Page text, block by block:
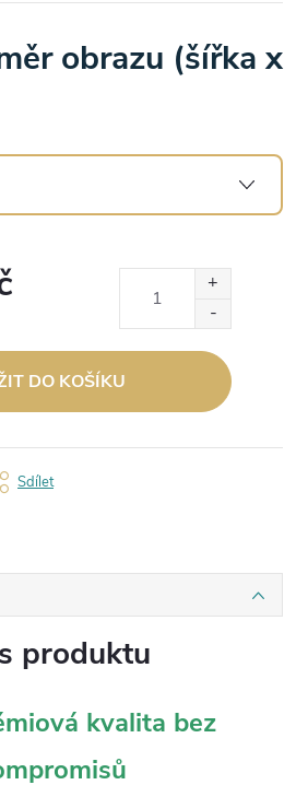
obrazu (šířka x
DO KOŠÍKU
Sdílet
produktu
kvalita bez